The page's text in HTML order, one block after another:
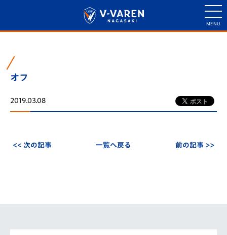
オフ
2019.03.08
<< 次の記事 一覧へ戻る 前の記事 >>